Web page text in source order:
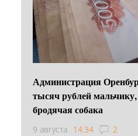
Администрация
тысяч рублей
бродячая собака
9 августа 14:34 2